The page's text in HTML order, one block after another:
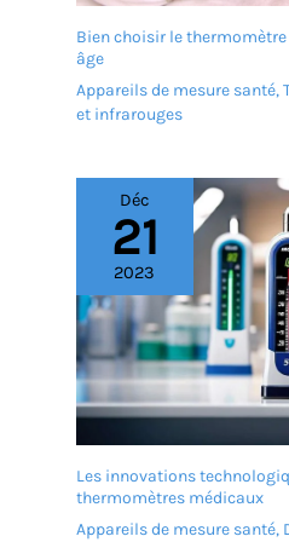
Bien choisir le
âge
Appareils de mesure santé,
et infrarouges
Déc
21
2023
Les innovations
thermomètres médicaux
Appareils de mesure santé,